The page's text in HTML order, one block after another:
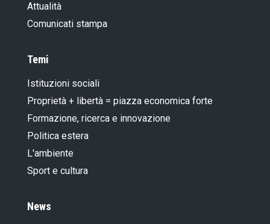
Attualità
Comunicati stampa
Temi
Istituzioni sociali
Proprietà + libertà = piazza economica forte
Formazione, ricerca e innovazione
Politica estera
L'ambiente
Sport e cultura
News